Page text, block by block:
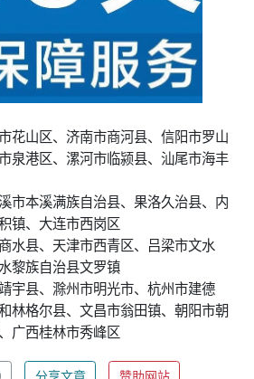
花山区、济南市商河县、信阳市罗山
泉港区、漯河市临颍县、汕尾市海丰
市本溪满族自治县、果洛久治县、内
镇、大连市西岗区
水县、天津市西青区、吕梁市文水
黎族自治县文罗镇
宇县、滁州市明光市、杭州市建德
林格尔县、文昌市翁田镇、朝阳市朝
广西桂林市秀峰区